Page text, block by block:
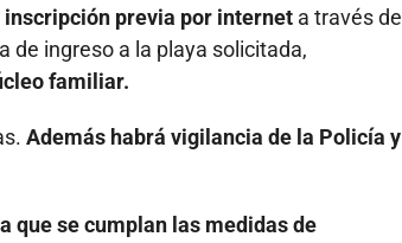
inscripción previa por internet a través de
de ingreso a la playa solicitada,
familiar.
Además habrá vigilancia de la Policía y
a que se cumplan las medidas de